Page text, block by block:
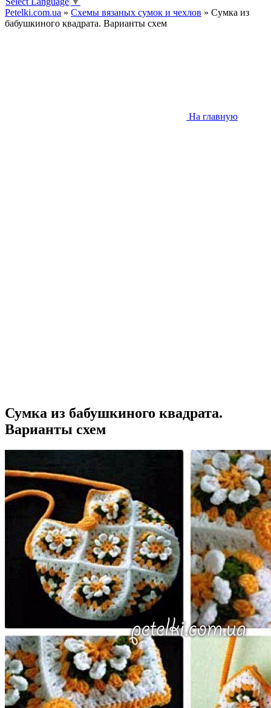
Petelki.com.ua » Схемы вязаных сумок и чехлов » Сумка из
бабушкиного квадрата. Варианты схем
На главную
Сумка из бабушкиного квадрата.
Варианты схем